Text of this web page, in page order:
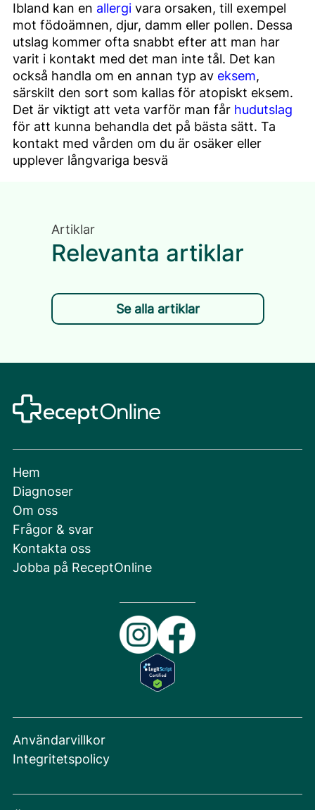
Ibland kan en allergi vara orsaken, till exempel
mot födoämnen, djur, damm eller pollen. Dessa
utslag kommer ofta snabbt efter att man har
varit i kontakt med det man inte tål. Det kan
också handla om en annan typ av eksem,
särskilt den sort som kallas för atopiskt eksem.
Det är viktigt att veta varför man får hudutslag
för att kunna behandla det på bästa sätt. Ta
kontakt med vården om du är osäker eller
upplever långvariga besvä
Artiklar
Relevanta artiklar
Se alla artiklar
Hem
Diagnoser
Om oss
Frågor & svar
Kontakta oss
Jobba på ReceptOnline
Användarvillkor
Integritetspolicy